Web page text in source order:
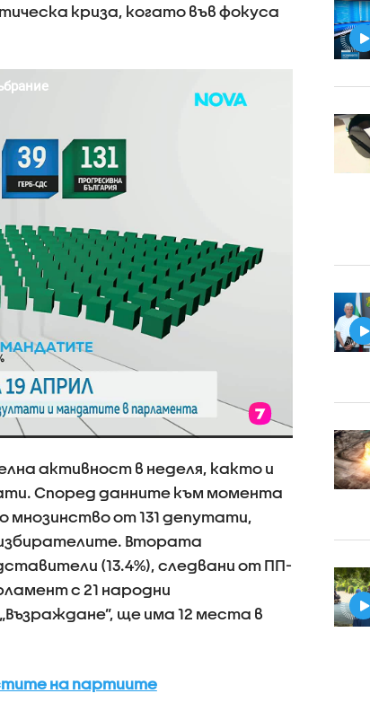
криза, когато във фокуса
активност в неделя, както и
Според данните към момента
мнозинство от 131 депутати,
избирателите. Втората
(13.4%), следвани от ПП-
с 21 народни
ще има 12 места в
на партиите